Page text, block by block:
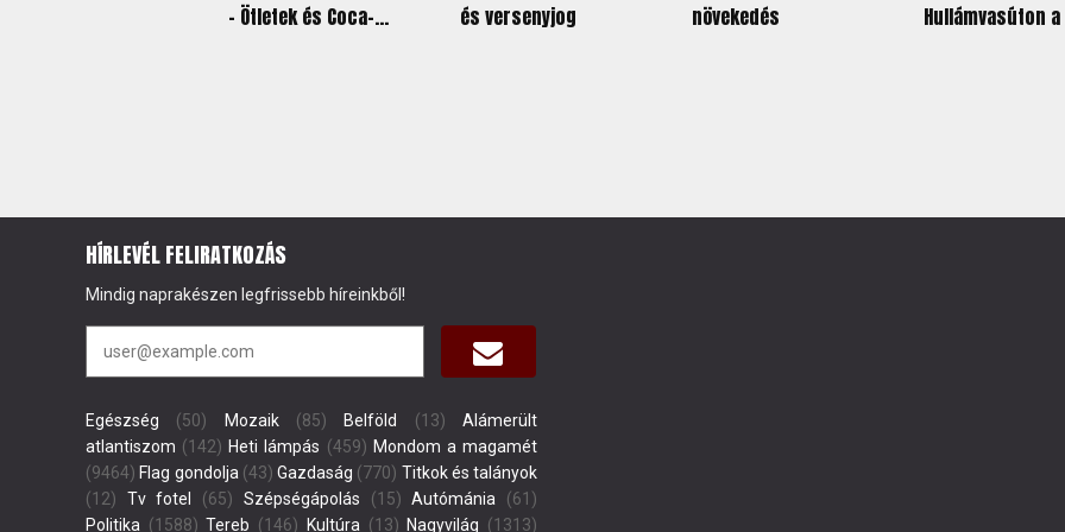
- Ötletek és Coca-...
és versenyjog
növekedés
Hullámvasúton
HÍRLEVÉL FELIRATKOZÁS
Mindig naprakészen legfrissebb híreinkből!
Egészség (50) Mozaik(85) Belföld (13)
Alámerült
atlantiszom (142) Heti lámpás (459) Mondom a magamét
(9464) Flag gondolja (43) Gazdaság (770) Titkok és talányok
(12)
Tv fotel (65) Szépségápolás (15) Autómánia (61)
Politika (1588) Tereb (146) Kultúra (13) Nagyvilág (1313)